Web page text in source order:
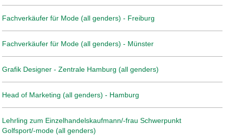
Fachverkäufer für Mode (all genders) - Freiburg
Fachverkäufer für Mode (all genders) - Münster
Grafik Designer - Zentrale Hamburg (all genders)
Head of Marketing (all genders) - Hamburg
Lehrling zum Einzelhandelskaufmann/-frau Schwerpunkt
Golfsport/-mode (all genders)